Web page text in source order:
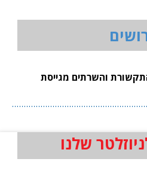
והשרתים מגייסת
שלנו